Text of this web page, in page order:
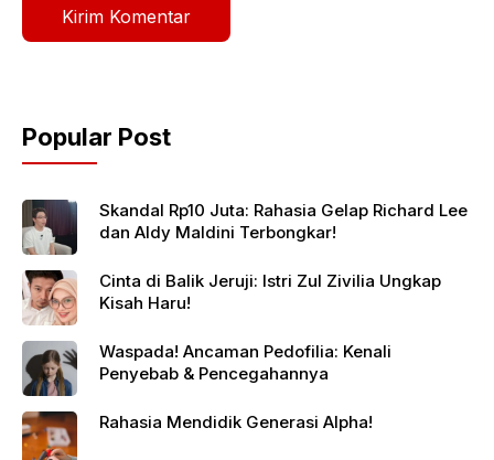
Popular Post
Skandal Rp10 Juta: Rahasia Gelap Richard Lee
dan Aldy Maldini Terbongkar!
Cinta di Balik Jeruji: Istri Zul Zivilia Ungkap
Kisah Haru!
Waspada! Ancaman Pedofilia: Kenali
Penyebab & Pencegahannya
Rahasia Mendidik Generasi Alpha!